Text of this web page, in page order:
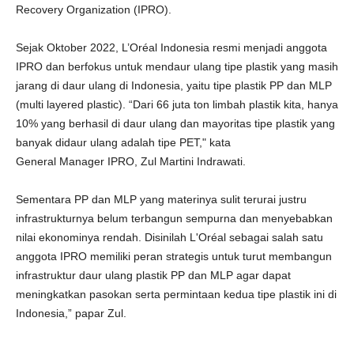
Recovery Organization (IPRO).
Sejak Oktober 2022, L’Oréal Indonesia resmi menjadi anggota
IPRO dan berfokus untuk mendaur ulang tipe plastik yang masih
jarang di daur ulang di Indonesia, yaitu tipe plastik PP dan MLP
(multi layered plastic). “Dari 66 juta ton limbah plastik kita, hanya
10% yang berhasil di daur ulang dan mayoritas tipe plastik yang
banyak didaur ulang adalah tipe PET," kata
General Manager IPRO, Zul Martini Indrawati.
Sementara PP dan MLP yang materinya sulit terurai justru
infrastrukturnya belum terbangun sempurna dan menyebabkan
nilai ekonominya rendah. Disinilah L'Oréal sebagai salah satu
anggota IPRO memiliki peran strategis untuk turut membangun
infrastruktur daur ulang plastik PP dan MLP agar dapat
meningkatkan pasokan serta permintaan kedua tipe plastik ini di
Indonesia,” papar Zul.